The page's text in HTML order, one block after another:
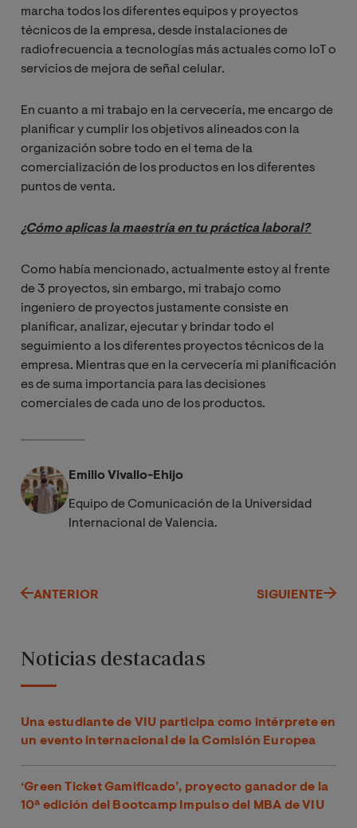
marcha todos los diferentes equipos y proyectos
técnicos de la empresa, desde instalaciones de
radiofrecuencia a tecnologías más actuales como IoT o
servicios de mejora de señal celular.
En cuanto a mi trabajo en la cervecería, me encargo de
planificar y cumplir los objetivos alineados con la
organización sobre todo en el tema de la
comercialización de los productos en los diferentes
puntos de venta.
¿Cómo aplicas la maestría en tu práctica laboral?
Como había mencionado, actualmente estoy al frente
de 3 proyectos, sin embargo, mi trabajo como
ingeniero de proyectos justamente consiste en
planificar, analizar, ejecutar y brindar todo el
seguimiento a los diferentes proyectos técnicos de la
empresa. Mientras que en la cervecería mi planificación
es de suma importancia para las decisiones
comerciales de cada uno de los productos.
Emilio Vivallo-Ehijo
Equipo de Comunicación de la Universidad
Internacional de Valencia.
ANTERIOR SIGUIENTE
Noticias destacadas
Una estudiante de VIU participa como intérprete en
un evento internacional de la Comisión Europea
‘Green Ticket Gamificado’, proyecto ganador de la
10ª edición del Bootcamp Impulso del MBA de VIU